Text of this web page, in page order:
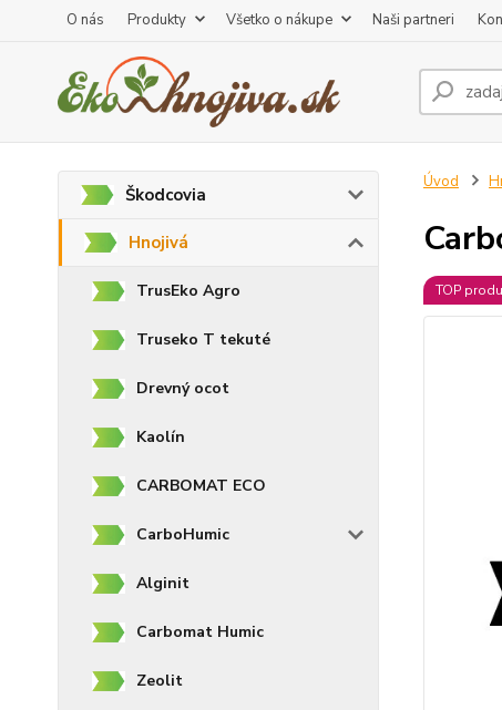
O nás Produkty Všetko o nákupe Naši partneri
Škodcovia
Hnojivá
TrusEko Agro
Truseko T tekuté
Drevný ocot
Kaolín
CARBOMAT ECO
CarboHumic
Alginit
Carbomat Humic
Zeolit
Úvod
TOP